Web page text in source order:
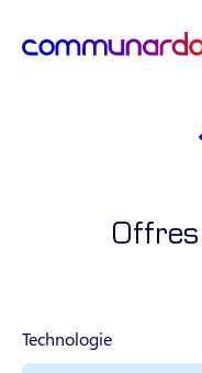
retour à la page
Technologie